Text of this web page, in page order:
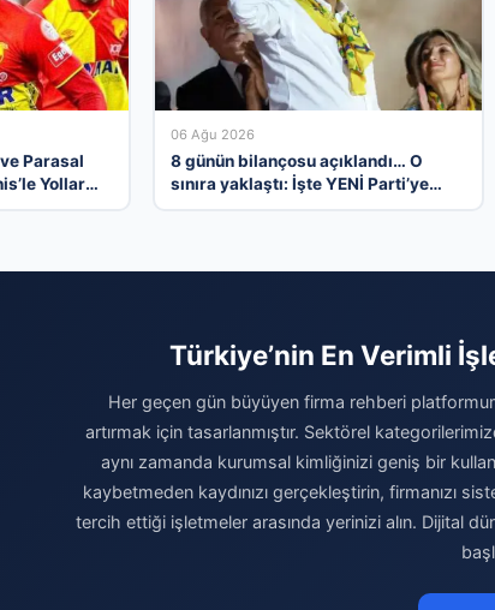
Parasal
Yollar
06 Ağu 2026
8 günün bilançosu açıklandı… O
sınıra yaklaştı: İşte YENİ Parti’ye
Türkiye’nin En Verimli
Her geçen gün büyüyen firma rehberi
artırmak için tasarlanmıştır. Sektörel
aynı zamanda kurumsal kimliğinizi geniş bir
kaybetmeden kaydınızı gerçekleştirin, firmanızı
tercih ettiği işletmeler arasında yerinizi alın. Dijital